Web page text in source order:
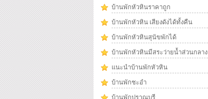
บ้านพักหัวหินราคาถูก
บ้านพักหัวหิน เสียงดังได้ทั้งคืน
บ้านพักหัวหินสุนัขพักได้
บ้านพักหัวหินมีสระว่ายน้ำส่วนกลาง
แนะนำบ้านพักหัวหิน
บ้านพักชะอำ
บ้านพักปราณบุรี